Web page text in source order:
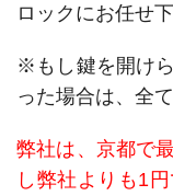
ロックにお任せ
※もし鍵を開け
った場合は、全て
弊社は、京都で
し弊社よりも1